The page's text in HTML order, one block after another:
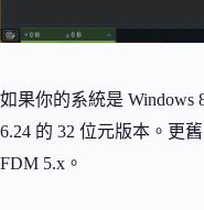
如果你的系統是 Windows
6.24 的 32 位元版本。更
FDM 5.x。